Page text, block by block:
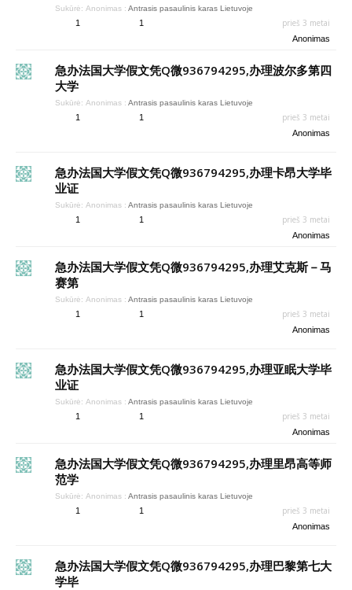
Sukūrė: Anonimas : Antrasis pasaulinis karas Lietuvoje
1 1 prieš 3 metai
Anonimas
急办法国大学假文凭Q微936794295,办理波尔多第四
大学
Sukūrė: Anonimas : Antrasis pasaulinis karas Lietuvoje
1 1 prieš 3 metai
Anonimas
急办法国大学假文凭Q微936794295,办理卡昂大学毕
业证
Sukūrė: Anonimas : Antrasis pasaulinis karas Lietuvoje
1 1 prieš 3 metai
Anonimas
急办法国大学假文凭Q微936794295,办理艾克斯－马
赛第
Sukūrė: Anonimas : Antrasis pasaulinis karas Lietuvoje
1 1 prieš 3 metai
Anonimas
急办法国大学假文凭Q微936794295,办理亚眠大学毕
业证
Sukūrė: Anonimas : Antrasis pasaulinis karas Lietuvoje
1 1 prieš 3 metai
Anonimas
急办法国大学假文凭Q微936794295,办理里昂高等师
范学
Sukūrė: Anonimas : Antrasis pasaulinis karas Lietuvoje
1 1 prieš 3 metai
Anonimas
急办法国大学假文凭Q微936794295,办理巴黎第七大
学毕